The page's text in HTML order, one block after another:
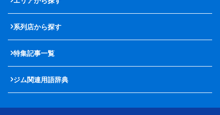
系列店から探す
特集記事一覧
ジム関連用語辞典